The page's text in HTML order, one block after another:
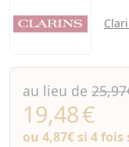
au lieu de
19,48€
ou 4,87€ si 4 fois